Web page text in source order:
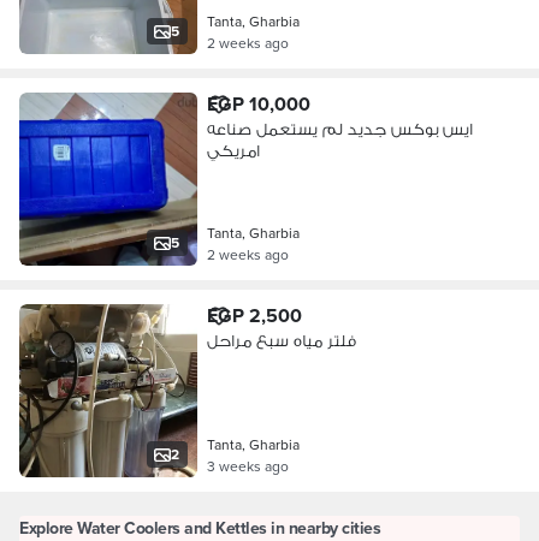
5
Tanta, Gharbia
2 weeks ago
5
EGP 10,000
ايس بوكس جديد لم يستعمل صناعه
امريكي
Tanta, Gharbia
2 weeks ago
2
EGP 2,500
فلتر مياه سبع مراحل
Tanta, Gharbia
3 weeks ago
Explore Water Coolers and Kettles in nearby cities